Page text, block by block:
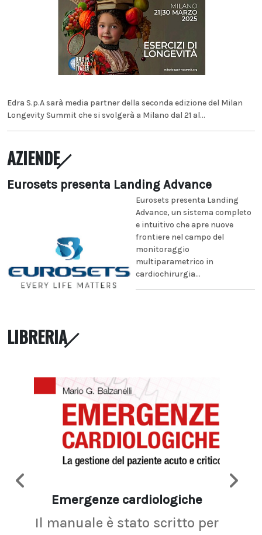
Edra S.p.A sarà media partner della seconda edizione del Milan
Longevity Summit che si svolgerà a Milano dal 21 al...
AZIENDE
Eurosets presenta Landing Advance
Eurosets presenta Landing
Advance, un sistema completo
e intuitivo che apre nuove
frontiere nel campo del
monitoraggio
multiparametrico in
cardiochirurgia...
LIBRERIA
Emergenze cardiologiche
Il manuale è stato scritto per